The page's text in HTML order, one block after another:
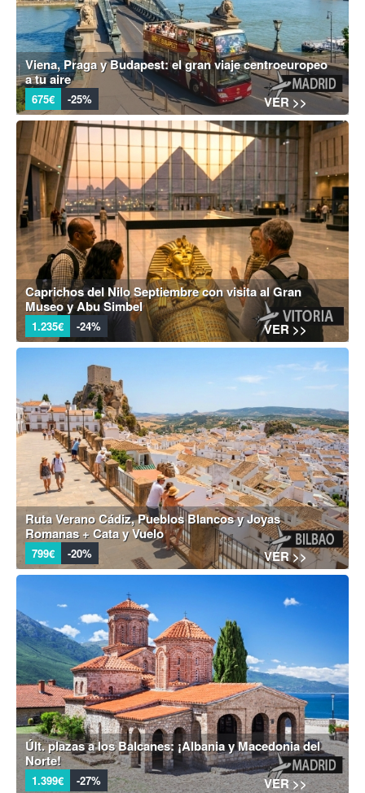
Viena, Praga y Budapest: el gran viaje centroeuropeo
a tu aire
675€ -25% VER >>
Caprichos del Nilo Septiembre con visita al Gran
Museo y Abu Simbel
1.235€ -24% VER >>
Ruta Verano Cádiz, Pueblos Blancos y Joyas
Romanas + Cata y Vuelo
799€ -20% VER >>
Últ. plazas a los Balcanes: ¡Albania y Macedonia del
Norte!
1.399€ -27% VER >>